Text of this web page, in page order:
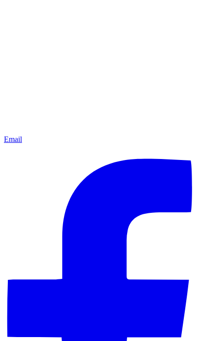
Email